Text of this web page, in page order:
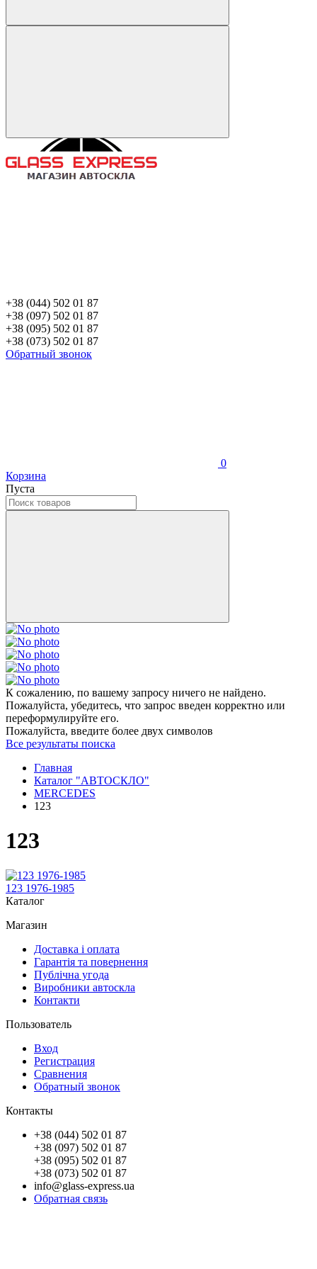
+38 (044) 502 01 87
+38 (097) 502 01 87
+38 (095) 502 01 87
+38 (073) 502 01 87
Обратный звонок
0
Корзина
Пуста
К сожалению, по вашему запросу ничего не найдено.
Пожалуйста, убедитесь, что запрос введен корректно или
переформулируйте его.
Пожалуйста, введите более двух символов
Все результаты поиска
Главная
Каталог "АВТОСКЛО"
MERCEDES
123
123
123 1976-1985
Каталог
Магазин
Доставка і оплата
Гарантія та повернення
Публічна угода
Виробники автоскла
Контакти
Пользователь
Вход
Регистрация
Сравнения
Обратный звонок
Контакты
+38 (044) 502 01 87
+38 (097) 502 01 87
+38 (095) 502 01 87
+38 (073) 502 01 87
info@glass-express.ua
Обратная связь